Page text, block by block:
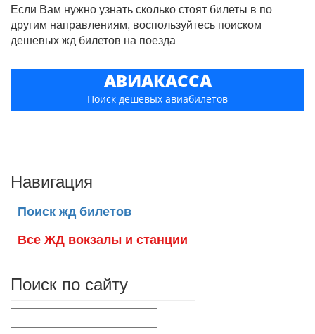
Если Вам нужно узнать сколько стоят билеты в по
другим направлениям, воспользуйтесь поиском
дешевых жд билетов на поезда
АВИАКАССА
Поиск дешёвых авиабилетов
Навигация
Поиск жд билетов
Все ЖД вокзалы и станции
Поиск по сайту